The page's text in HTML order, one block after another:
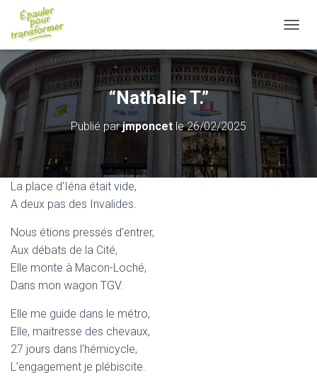
É
I
E
L
“Nathalie T.”
Publié parjmponcet le26/02/2025
La place d’Iéna était vide,
A deux pas des Invalides.
Nous étions pressés d’entrer,
Aux débats de la Cité,
Elle monte à Macon-Loché,
Dans mon wagon TGV.
Elle me guide dans le métro,
Elle, maitresse des chevaux,
27 jours dans l’hémicycle,
L’engagement je plébiscite.